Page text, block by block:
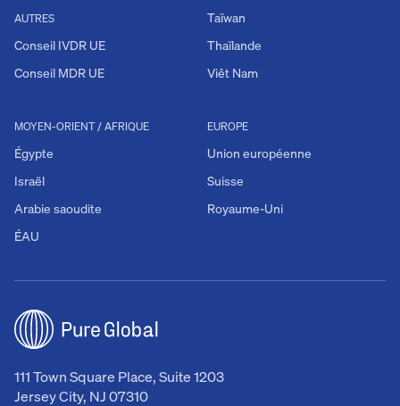
111 Town Square Place, Suite 1203
Jersey City, NJ 07310
AUTRES
Conseil IVDR UE
Conseil MDR UE
EUROPE
Union européenne
Suisse
Royaume-Uni
MOYEN-ORIENT / AFRIQUE
Égypte
Israël
Arabie saoudite
ÉAU
Taïwan
Thaïlande
Viêt Nam